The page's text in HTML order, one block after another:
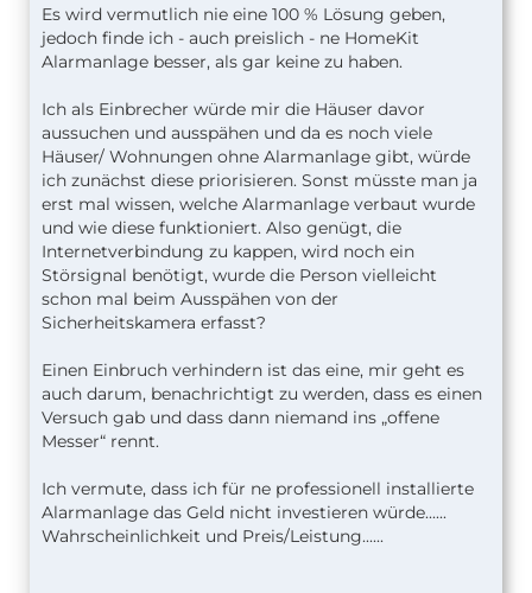
Es wird vermutlich nie eine 100 % Lösung geben,
jedoch finde ich - auch preislich - ne HomeKit
Alarmanlage besser, als gar keine zu haben.
Ich als Einbrecher würde mir die Häuser davor
aussuchen und ausspähen und da es noch viele
Häuser/ Wohnungen ohne Alarmanlage gibt, würde
ich zunächst diese priorisieren. Sonst müsste man ja
erst mal wissen, welche Alarmanlage verbaut wurde
und wie diese funktioniert. Also genügt, die
Internetverbindung zu kappen, wird noch ein
Störsignal benötigt, wurde die Person vielleicht
schon mal beim Ausspähen von der
Sicherheitskamera erfasst?
Einen Einbruch verhindern ist das eine, mir geht es
auch darum, benachrichtigt zu werden, dass es einen
Versuch gab und dass dann niemand ins „offene
Messer“ rennt.
Ich vermute, dass ich für ne professionell installierte
Alarmanlage das Geld nicht investieren würde......
Wahrscheinlichkeit und Preis/Leistung......